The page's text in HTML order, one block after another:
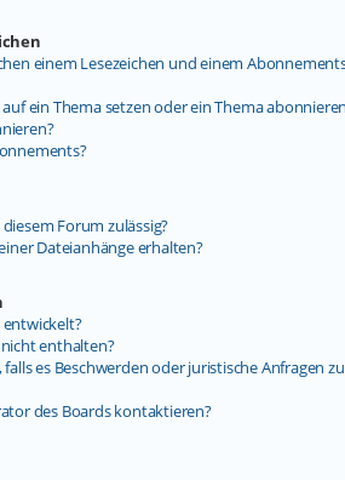
einem Lesezeichen und einem
ein Thema setzen oder ein Thema
Forum zulässig?
Dateianhänge erhalten?
enthalten?
es Beschwerden oder juristische Anfragen
des Boards kontaktieren?